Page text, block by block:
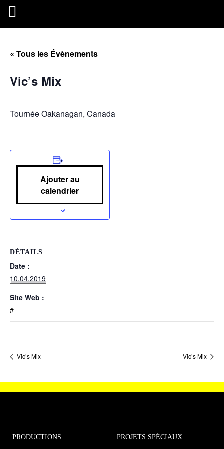
« Tous les Évènements
Vic’s Mix
Tournée Oakanagan, Canada
Ajouter au
calendrier
DÉTAILS
Date :
10.04.2019
Site Web :
#
Vic’s Mix Vic’s Mix
PRODUCTIONS PROJETS SPÉCIAUX